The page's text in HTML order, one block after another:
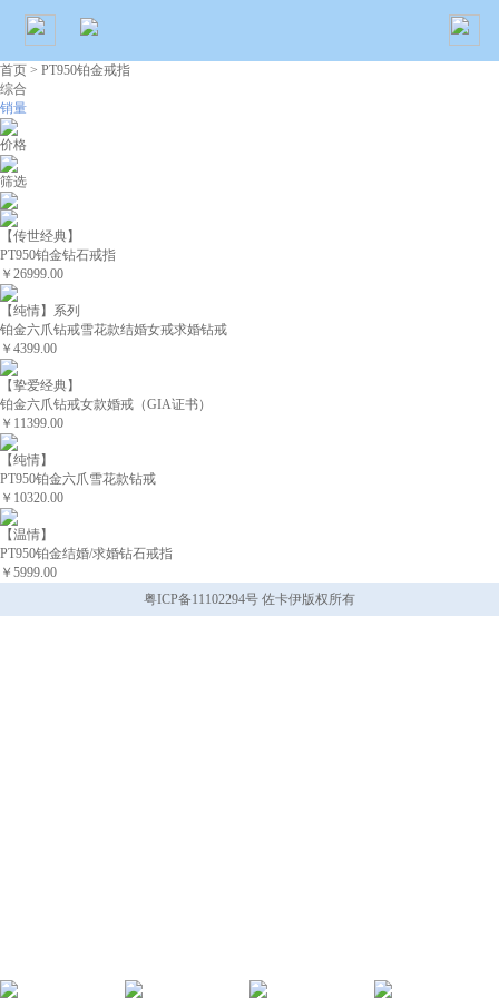
首页 > PT950铂金戒指
综合
销量
价格
筛选
【传世经典】
PT950铂金钻石戒指
￥26999.00
【纯情】系列
铂金六爪钻戒雪花款结婚女戒求婚钻戒
￥4399.00
【挚爱经典】
铂金六爪钻戒女款婚戒（GIA证书）
￥11399.00
【纯情】
PT950铂金六爪雪花款钻戒
￥10320.00
【温情】
PT950铂金结婚/求婚钻石戒指
￥5999.00
粤ICP备11102294号 佐卡伊版权所有